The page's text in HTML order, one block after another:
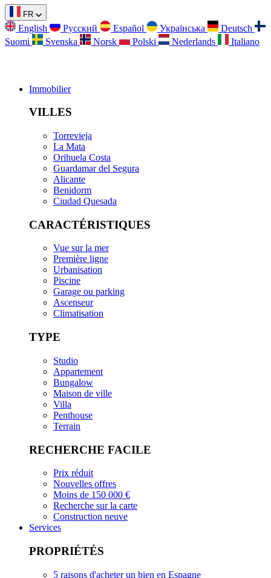
FR
English Русский Español Українська
Deutsch
Suomi
Svenska Norsk Polski Nederlands Italiano
Immobilier
VILLES
Torrevieja
La Mata
Orihuela Costa
Guardamar del Segura
Alicante
Benidorm
Ciudad Quesada
CARACTÉRISTIQUES
Vue sur la mer
Première ligne
Urbanisation
Piscine
Garage ou parking
Ascenseur
Climatisation
TYPE
Studio
Appartement
Bungalow
Maison de ville
Villa
Penthouse
Terrain
RECHERCHE FACILE
Prix réduit
Nouvelles offres
Moins de 150 000 €
Recherche sur la carte
Construction neuve
Services
PROPRIÉTÉS
5 raisons d'acheter un bien en Espagne